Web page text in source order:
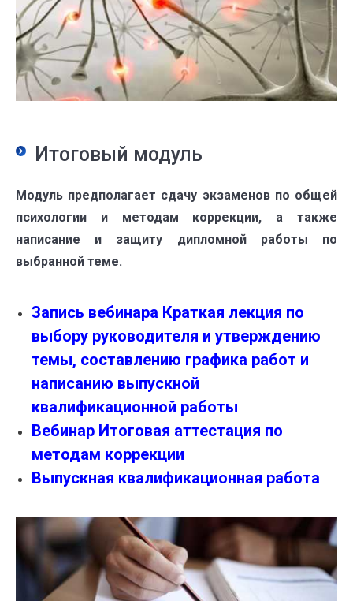
Итоговый модуль
Модуль предполагает сдачу экзаменов по общей
психологии и методам коррекции, а также
написание и защиту дипломной работы по
выбранной теме.
Запись вебинара Краткая лекция по
выбору руководителя и утверждению
темы, составлению графика работ и
написанию выпускной
квалификационной работы
Вебинар Итоговая аттестация по
методам коррекции
Выпускная квалификационная работа